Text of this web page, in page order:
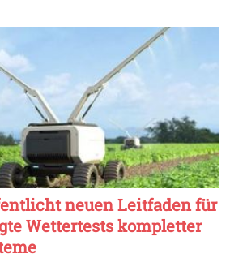
neuen Leitfaden für
Wettertests kompletter